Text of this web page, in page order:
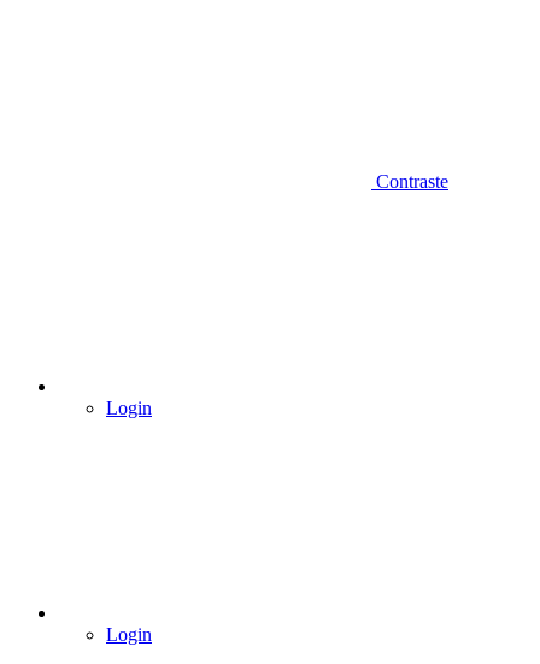
Contraste
Login
Login